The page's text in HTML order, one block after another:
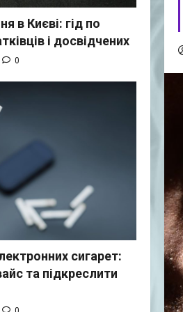
в Києві: гід по
і досвідчених
0
сигарет:
та підкреслити